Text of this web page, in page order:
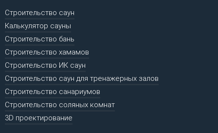
Строительство саун
Калькулятор сауны
Строительство бань
Строительство хамамов
Строительство ИК саун
Строительство саун для тренажерных залов
Строительство санариумов
Строительство соляных комнат
3D проектирование